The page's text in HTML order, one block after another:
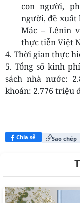
con người,
người, đề xuất
Mác – Lênin
thực tiễn Việt
4. Thời gian thực
5. Tổng số kinh
sách nhà nước:
khoán: 2.776 triệu
Chia sẻ Sao chép